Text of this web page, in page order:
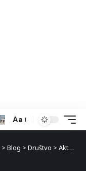
Aa
> Blog > Društvo > Aktuelnosti